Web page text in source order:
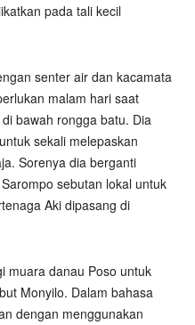
pada tali kecil
senter air dan kacamata
malam hari saat
bawah rongga batu. Dia
sekali melepaskan
Sorenya dia berganti
sebutan lokal untuk
Aki dipasang di
muara danau Poso untuk
Monyilo. Dalam bahasa
dengan menggunakan